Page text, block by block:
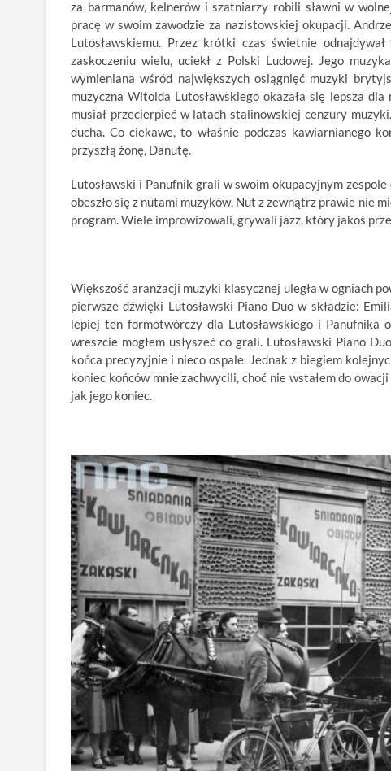
za barmanów, kelnerów i szatniarzy robili sławni w
pracę w swoim zawodzie za nazistowskiej okupacji.
Lutosławskiemu. Przez krótki czas świetnie
zaskoczeniu wielu, uciekł z Polski Ludowej. Jego
wymieniana wśród największych osiągnięć muzyki
muzyczna Witolda Lutosławskiego okazała się lepsza
musiał przecierpieć w latach stalinowskiej cenzury
ducha. Co ciekawe, to właśnie podczas kawiarnianego
przyszłą żonę, Danutę.
Lutosławski i Panufnik grali w swoim okupacyjnym
obeszło się z nutami muzyków. Nut z zewnątrz prawie nie
program. Wiele improwizowali, grywali jazz, który jakoś
Większość aranżacji muzyki klasycznej uległa w ogniach
pierwsze dźwięki Lutosławski Piano Duo w składzie:
lepiej ten formotwórczy dla Lutosławskiego i
wreszcie mogłem usłyszeć co grali. Lutosławski Piano
końca precyzyjnie i nieco ospale. Jednak z biegiem
koniec końców mnie zachwycili, choć nie wstałem do
jak jego koniec.